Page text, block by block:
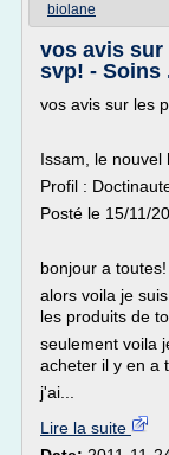
biolane
vos avis
svp! - Soins
vos avis sur les
Issam, le nouvel
Profil :
Posté le 15/11/
bonjour a toutes!
alors voila je
les produits de
seulement voila
acheter il y en a
j'ai...
Lire la suite